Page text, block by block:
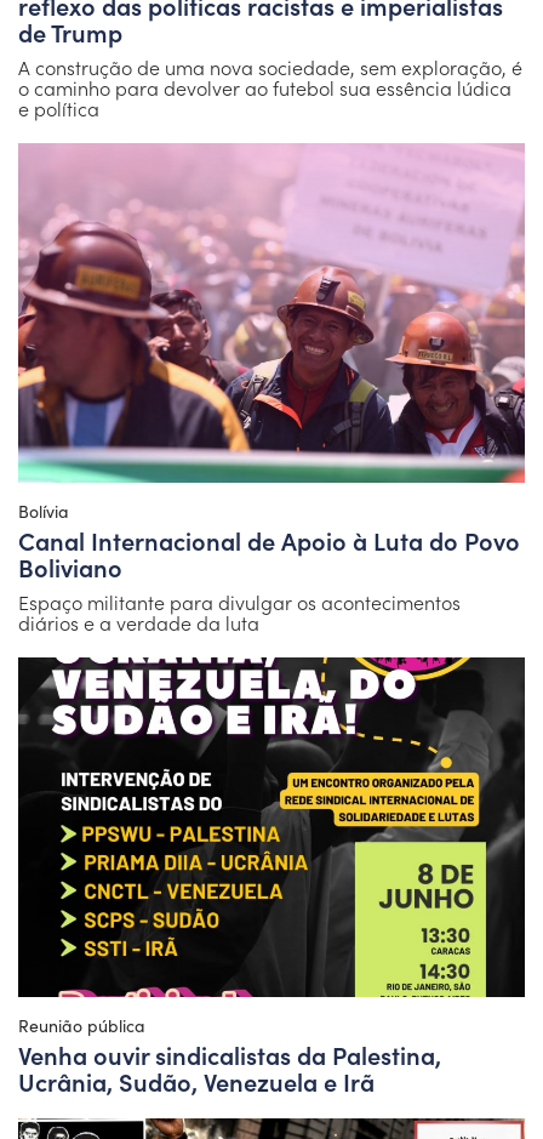
de Trump
A construção de uma nova sociedade, sem exploração, é
o caminho para devolver ao futebol sua essência lúdica
e política
Bolívia
Canal Internacional de Apoio à Luta do Povo
Boliviano
Espaço militante para divulgar os acontecimentos
diários e a verdade da luta
Reunião pública
Venha ouvir sindicalistas da Palestina,
Ucrânia, Sudão, Venezuela e Irã